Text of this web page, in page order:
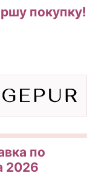
покупку!
по
2026